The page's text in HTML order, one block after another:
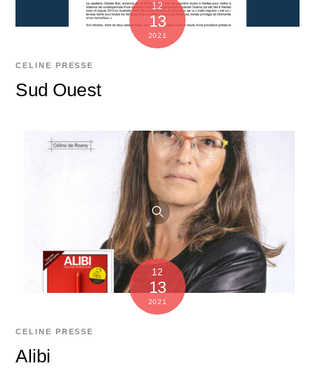
12
13
2021
Sud Ouest
CELINE PRESSE
12
13
2021
Alibi
CELINE PRESSE